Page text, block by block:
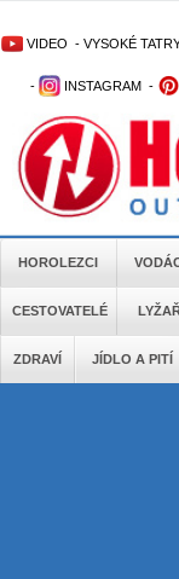
VIDEO - VYSOKÉ
- INSTAGRAM -
HOROLEZCI
CESTOVATELÉ
ZDRAVÍ JÍDLO A PITÍ